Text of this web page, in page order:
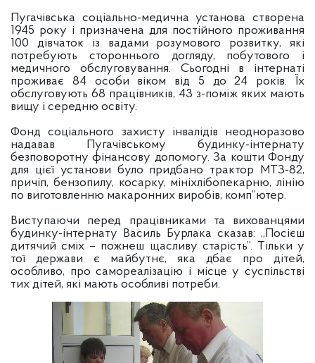
Пугачівська соціально-медична установа створена
1945 року і призначена для постійного проживання
100 дівчаток із вадами розумового розвитку, які
потребують стороннього догляду, побутового і
медичного обслуговування. Сьогодні в інтернаті
проживає 84 особи віком від 5 до 24 років. Їх
обслуговують 68 працівників, 43 з-поміж яких мають
вищу і середню освіту.
Фонд соціального захисту інвалідів неодноразово
надавав Пугачівському будинку-інтернату
безповоротну фінансову допомогу. За кошти Фонду
для цієї установи було придбано трактор МТЗ-82,
причіп, бензопилу, косарку, мініхлібопекарню, лінію
по виготовленню макаронних виробів, комп”ютер.
Виступаючи перед працівниками та вихованцями
будинку-інтернату Василь Бурлака сказав: „Посієш
дитячий сміх – пожнеш щасливу старість”. Тільки у
тої держави є майбутнє, яка дбає про дітей,
особливо, про самореалізацію і місце у суспільстві
тих дітей, які мають особливі потреби.